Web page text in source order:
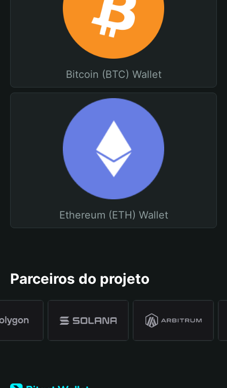
Bitcoin (BTC) Wallet
Ethereum (ETH) Wallet
Parceiros do projeto